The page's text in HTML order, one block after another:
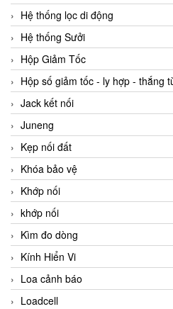
Hệ thống lọc di động
Hệ thống Sưởi
Hộp Giảm Tốc
Hộp số giảm tốc - ly hợp - thắng
Jack kết nối
Juneng
Kẹp nối đất
Khóa bảo vệ
Khớp nối
khớp nối
Kìm đo dòng
Kính Hiển Vi
Loa cảnh báo
Loadcell